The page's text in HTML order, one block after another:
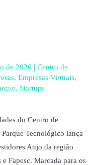
de 2026 | Centro de
, Empresas Virtuais,
, Startups
do Centro de
Tecnológico lança
Anjo da região
Fapesc. Marcada para os